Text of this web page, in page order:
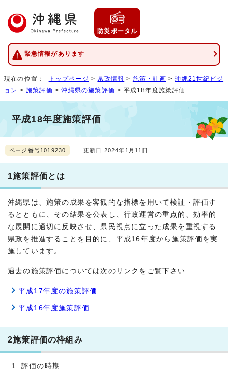
防災ポータル
緊急情報があります
現在の位置： トップページ > 県政情報 > 施策・計画 >沖縄21世紀ビジ
ョン >施策評価 >沖縄県の施策評価 > 平成18年度施策評価
平成18年度施策評価
ページ番号1019230 更新日 2024年1月11日
1施策評価とは
沖縄県は、施策の成果を客観的な指標を用いて検証・評価す
るとともに、その結果を公表し、行政運営の重点的、効率的
な展開に適切に反映させ、県民視点に立った成果を重視する
県政を推進することを目的に、平成16年度から施策評価を実
施しています。
過去の施策評価については次のリンクをご覧下さい
平成17年度の施策評価
平成16年度施策評価
2施策評価の枠組み
評価の時期